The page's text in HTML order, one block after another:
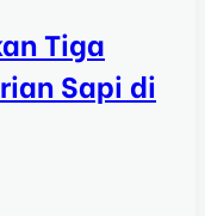
Tiga
Sapi di